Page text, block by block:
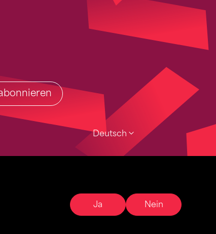
Ja Nein
Deutsch